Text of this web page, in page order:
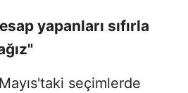
yapanları sıfırla
seçimlerde